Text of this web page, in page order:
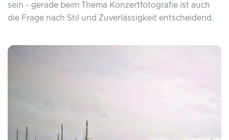
sein - gerade beim Thema Konzertfotografie ist auch
die Frage nach Stil und Zuverlässigkeit entscheidend.